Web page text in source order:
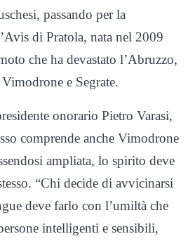
passando per la
di Pratola, nata nel 2009
che ha devastato l’Abruzzo,
e Segrate.
onorario Pietro Varasi,
comprende anche Vimodrone
ampliata, lo spirito deve
“Chi decide di avvicinarsi
deve farlo con l’umiltà che
intelligenti e sensibili,